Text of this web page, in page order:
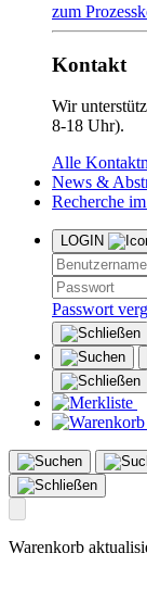
zum
Kontakt
Wir
8-18 Uhr).
Alle
News &
Recherche
LOGIN
Passwort
Warenkorb